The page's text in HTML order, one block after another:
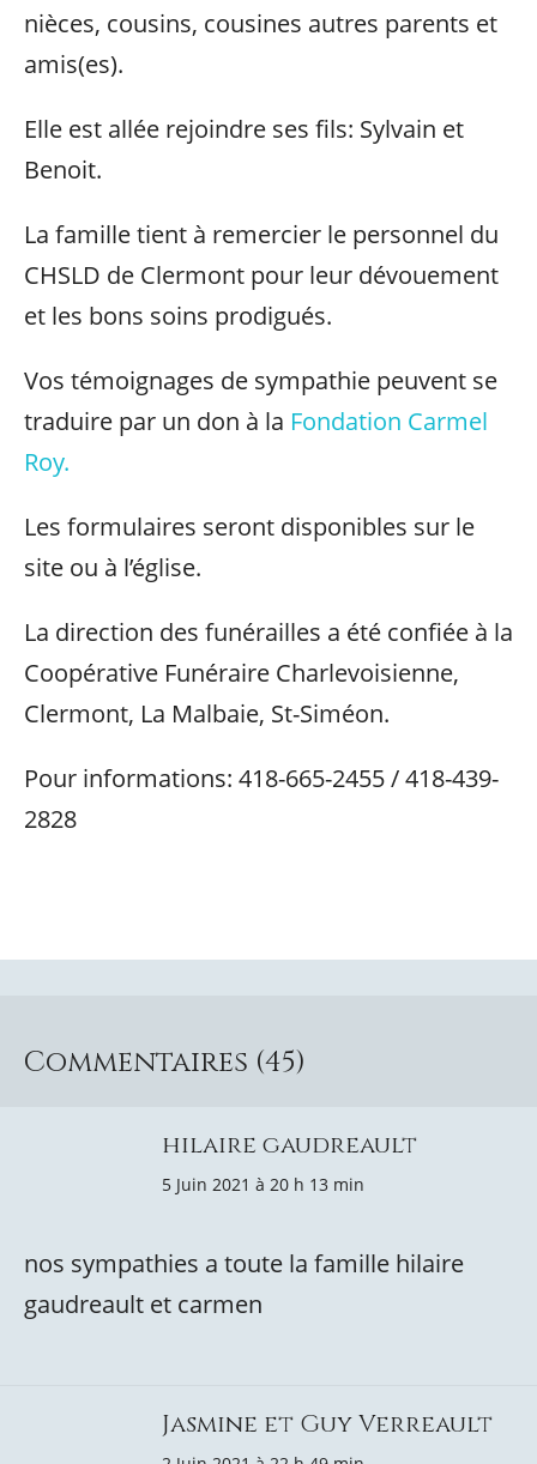
nièces, cousins, cousines autres parents et
amis(es).
Elle est allée rejoindre ses fils: Sylvain et
Benoit.
La famille tient à remercier le personnel du
CHSLD de Clermont pour leur dévouement
et les bons soins prodigués.
Vos témoignages de sympathie peuvent se
traduire par un don à la Fondation Carmel
Roy.
Les formulaires seront disponibles sur le
site ou à l’église.
La direction des funérailles a été confiée à la
Coopérative Funéraire Charlevoisienne,
Clermont, La Malbaie, St-Siméon.
Pour informations: 418-665-2455 / 418-439-
2828
Commentaires (45)
hilaire gaudreault
5 Juin 2021 à 20 h 13 min
nos sympathies a toute la famille hilaire
gaudreault et carmen
Jasmine et Guy Verreault